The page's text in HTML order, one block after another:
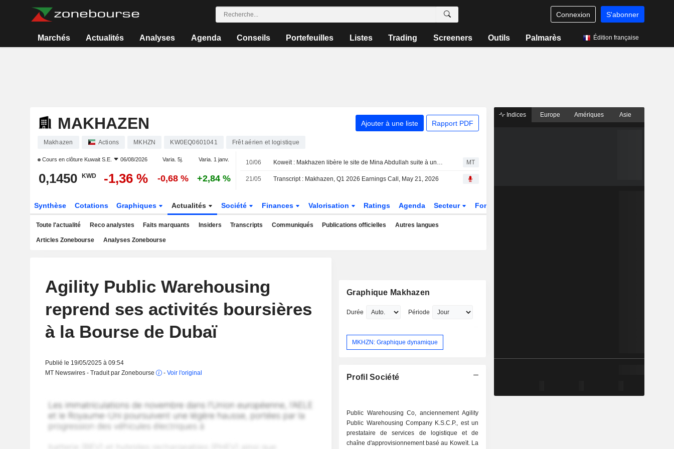
Connexion S'abonner
Marchés Actualités Analyses Agenda Conseils Portefeuilles Listes Trading Screeners Outils Palmarès Édition française
MAKHAZEN Ajouter à une liste Rapport PDF
Makhazen Actions MKHZN KW0EQ0601041 Frêt aérien et logistique
Cours en clôture Kuwait S.E. 06/08/2026 Varia. 5j. Varia. 1 janv.
0,1450 KWD -1,36 % -0,68 % +2,84 %
10/06 Koweït : Makhazen libère le site de Mina Abdullah suite à une décision de justice MT
21/05 Transcript : Makhazen, Q1 2026 Earnings Call, May 21, 2026
Synthèse Cotations Graphiques Actualités Société Finances Valorisation Ratings Agenda Secteur Fonds et ETFs
Toute l'actualité Reco analystes Faits marquants Insiders Transcripts Communiqués Publications officielles Autres langues
Articles Zonebourse Analyses Zonebourse
Agility Public Warehousing
reprend ses activités boursières
à la Bourse de Dubaï
Publié le 19/05/2025 à 09:54
MT Newswires - Traduit par Zonebourse
- Voir l'original
Graphique Makhazen
Durée Période
MKHZN: Graphique dynamique
Profil Société
Public Warehousing Co, anciennement Agility
Public Warehousing Company K.S.C.P., est un
prestataire de services de logistique et de
chaîne d'approvisionnement basé au Koweït. La
Indices Europe Amériques Asie